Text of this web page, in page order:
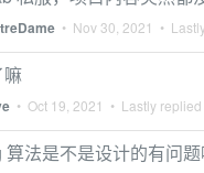
• Nov 30, 2021 •
嘛
• Oct 19, 2021 • Lastly
算法是不是设计的有问